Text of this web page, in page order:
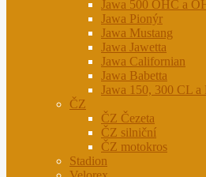
Jawa 500 OHC a
Jawa Pionýr
Jawa Mustang
Jawa Jawetta
Jawa Californian
Jawa Babetta
Jawa 150, 300 CL a
ČZ
ČZ Čezeta
ČZ silniční
ČZ motokros
Stadion